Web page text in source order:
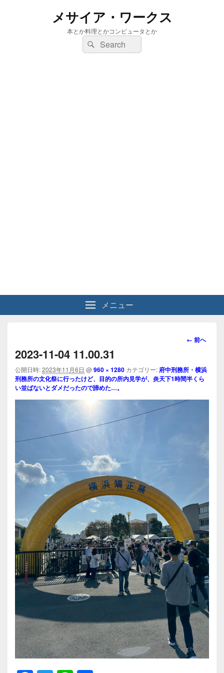
メサイア・ワークス
本とか料理とかコンピュータとか
検
索:
検
索
メニュー
画
ビ
ゲ
シ
← 前へ
2023-11-04 11.00.31
公開日時:2023年11月6日 @960 × 1280 カテゴリー: 府中刑務所・横浜
刑務所の文化祭に行ったけど、目的の所内見学が、炎天下1時間半くら
い並ばないとダメだったので諦めた…。